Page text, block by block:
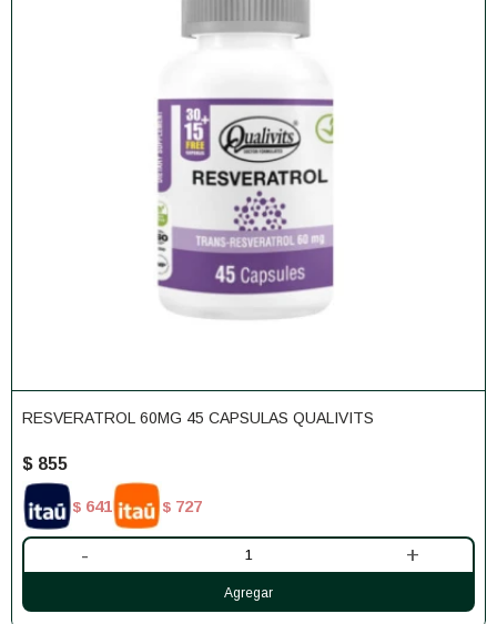
RESVERATROL 60MG 45 CAPSULAS QUALIVITS
$ 855
$ 641 $ 727
- +